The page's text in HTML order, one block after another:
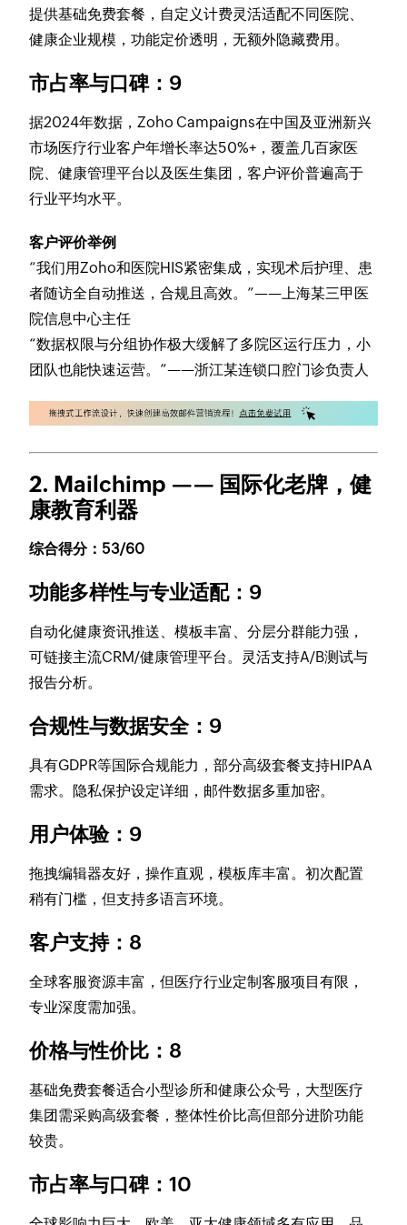
提供基础免费套餐，自定义计费灵活适配不同医院、
健康企业规模，功能定价透明，无额外隐藏费用。
市占率与口碑：9
据2024年数据，Zoho Campaigns在中国及亚洲新兴
市场医疗行业客户年增长率达50%+，覆盖几百家医
院、健康管理平台以及医生集团，客户评价普遍高于
行业平均水平。
客户评价举例
“我们用Zoho和医院HIS紧密集成，实现术后护理、患
者随访全自动推送，合规且高效。”——上海某三甲医
院信息中心主任
“数据权限与分组协作极大缓解了多院区运行压力，小
团队也能快速运营。”——浙江某连锁口腔门诊负责人
2. Mailchimp —— 国际化老牌，健
康教育利器
综合得分：53/60
功能多样性与专业适配：9
自动化健康资讯推送、模板丰富、分层分群能力强，
可链接主流CRM/健康管理平台。灵活支持A/B测试与
报告分析。
合规性与数据安全：9
具有GDPR等国际合规能力，部分高级套餐支持HIPAA
需求。隐私保护设定详细，邮件数据多重加密。
用户体验：9
拖拽编辑器友好，操作直观，模板库丰富。初次配置
稍有门槛，但支持多语言环境。
客户支持：8
全球客服资源丰富，但医疗行业定制客服项目有限，
专业深度需加强。
价格与性价比：8
基础免费套餐适合小型诊所和健康公众号，大型医疗
集团需采购高级套餐，整体性价比高但部分进阶功能
较贵。
市占率与口碑：10